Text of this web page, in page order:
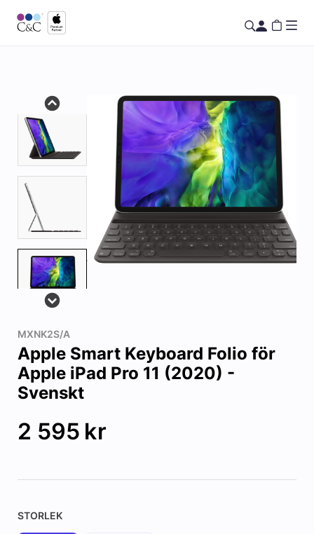
MXNK2S/A
Apple Smart Keyboard Folio för
Apple iPad Pro 11 (2020) -
Svenskt
2 595 kr
STORLEK